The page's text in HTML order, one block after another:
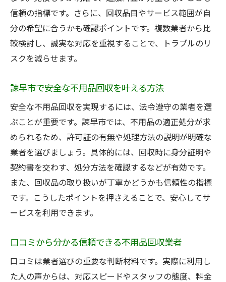
持ち込み時の分別と不用品回収の違い
粗大ゴミの受付日と事前準備のポイント
不用品回収業者との比較で選ぶ方法
ごみ分別一覧表を活用した持ち込み対策
口コミから学ぶ不用品回収の選び方
不用品回収の口コミで見極める安心業者
長崎の不用品回収口コミ活用法を解説
諫早市で評判の良い不用品回収業者とは
口コミ比較で失敗しない業者選びのコツ
口コミで分かる不用品回収業者の対応力
口コミを活かした安心な回収依頼の流れ
諫早市で冷蔵庫を適切に処分する方法
不用品回収業者に冷蔵庫を依頼する際の注
信頼の指標です。さらに、回収品目やサービス範囲が自
分の希望に合うかも確認ポイントです。複数業者から比
較検討し、誠実な対応を重視することで、トラブルのリ
スクを減らせます。
諫早市で安全な不用品回収を叶える方法
安全な不用品回収を実現するには、法令遵守の業者を選
ぶことが重要です。諫早市では、不用品の適正処分が求
められるため、許可証の有無や処理方法の説明が明確な
業者を選びましょう。具体的には、回収時に身分証明や
契約書を交わす、処分方法を確認するなどが有効です。
また、回収品の取り扱いが丁寧かどうかも信頼性の指標
です。こうしたポイントを押さえることで、安心してサ
ービスを利用できます。
口コミから分かる信頼できる不用品回収業者
口コミは業者選びの重要な判断材料です。実際に利用し
た人の声からは、対応スピードやスタッフの態度、料金